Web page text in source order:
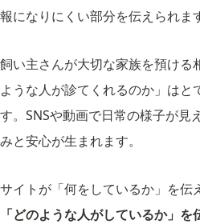
報になりにくい部分を伝えられま
飼い主さんが大切な家族を預ける
ような人が診てくれるのか」はと
す。SNSや動画で日常の様子が見
みと安心が生まれます。
サイトが「何をしているか」を伝
「どのような人がしているか」を